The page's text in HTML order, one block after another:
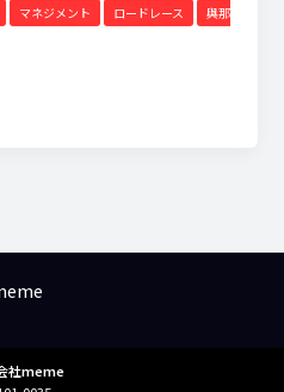
マネジメント ロードレース
與那
社meme